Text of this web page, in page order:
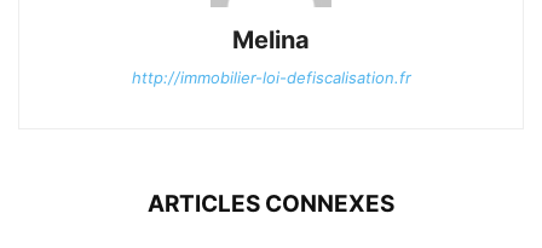
Melina
http://immobilier-loi-defiscalisation.fr
ARTICLES CONNEXES